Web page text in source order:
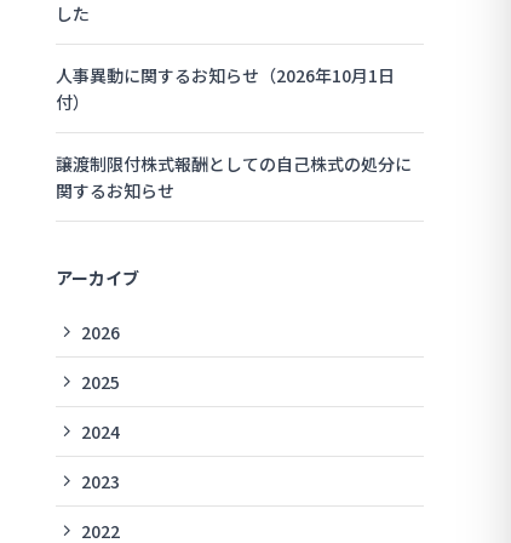
した
人事異動に関するお知らせ（2026年10月1日
付）
譲渡制限付株式報酬としての自己株式の処分に
関するお知らせ
アーカイブ
2026
2025
2024
2023
2022